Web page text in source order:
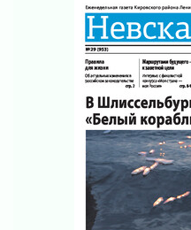
представят
всероссийском
30 июля 2026
«Кубок Защитников
ветеранов СВО
30 июля 2026
Заблудившегося
Тосненском районе
30 июля 2026
Редкие птенцы
Всеволожском
30 июля 2026